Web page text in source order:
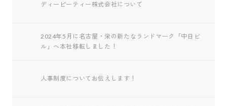
ディーピーティー株式会社について
2024年5月に名古屋・栄の新たなランドマーク「中日ビ
ル」へ本社移転しました！
人事制度についてお伝えします！